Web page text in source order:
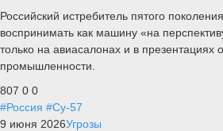
Российский истребитель пятого
воспринимать как машину «на
только на авиасалонах и в презентациях
промышленности.
807 0 0
#Россия #Су-57
9 июня 2026Угрозы